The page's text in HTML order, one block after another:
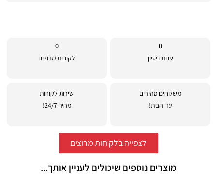
0
שנות ניסיון
0
לקוחות מרוצים
משלוחים מהירים
עד הבית!
שירות לקוחות
מהיר 24/7!
לצפייה בלקוחות מרוצים
מוצרים נוספים שיכולים לעניין אותך...